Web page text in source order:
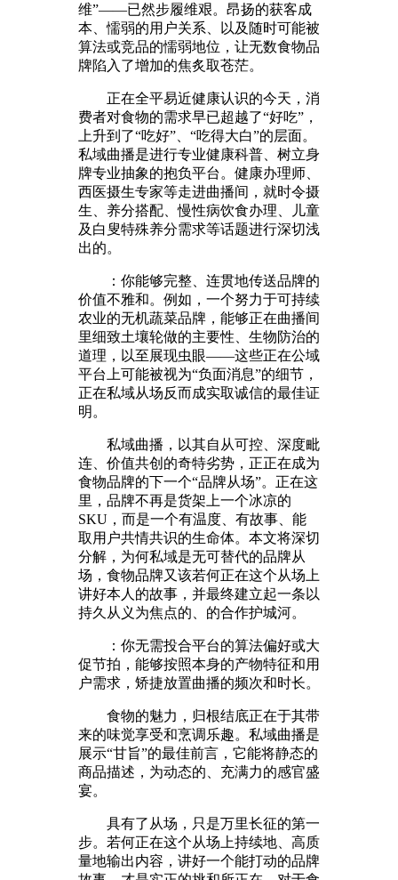
维”——已然步履维艰。昂扬的获客成
本、懦弱的用户关系、以及随时可能被
算法或竞品的懦弱地位，让无数食物品
牌陷入了增加的焦炙取苍茫。
正在全平易近健康认识的今天，消
费者对食物的需求早已超越了“好吃”，
上升到了“吃好”、“吃得大白”的层面。
私域曲播是进行专业健康科普、树立身
牌专业抽象的抱负平台。健康办理师、
西医摄生专家等走进曲播间，就时令摄
生、养分搭配、慢性病饮食办理、儿童
及白叟特殊养分需求等话题进行深切浅
出的。
：你能够完整、连贯地传送品牌的
价值不雅和。例如，一个努力于可持续
农业的无机蔬菜品牌，能够正在曲播间
里细致土壤轮做的主要性、生物防治的
道理，以至展现虫眼——这些正在公域
平台上可能被视为“负面消息”的细节，
正在私域从场反而成实取诚信的最佳证
明。
私域曲播，以其自从可控、深度毗
连、价值共创的奇特劣势，正正在成为
食物品牌的下一个“品牌从场”。正在这
里，品牌不再是货架上一个冰凉的
SKU，而是一个有温度、有故事、能
取用户共情共识的生命体。本文将深切
分解，为何私域是无可替代的品牌从
场，食物品牌又该若何正在这个从场上
讲好本人的故事，并最终建立起一条以
持久从义为焦点的、的合作护城河。
：你无需投合平台的算法偏好或大
促节拍，能够按照本身的产物特征和用
户需求，矫捷放置曲播的频次和时长。
食物的魅力，归根结底正在于其带
来的味觉享受和烹调乐趣。私域曲播是
展示“甘旨”的最佳前言，它能将静态的
商品描述，为动态的、充满力的感官盛
宴。
具有了从场，只是万里长征的第一
步。若何正在这个从场上持续地、高质
量地输出内容，讲好一个能打动的品牌